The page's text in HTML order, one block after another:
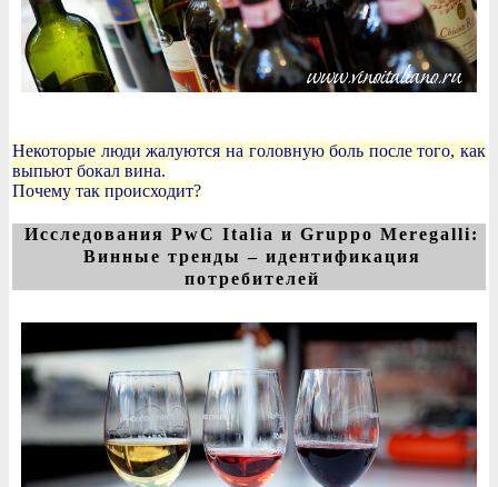
Некоторые люди жалуются на головную боль после того, как
выпьют бокал вина.
Почему так происходит?
Исследования PwC Italia и Gruppo Meregalli:
Винные тренды – идентификация
потребителей